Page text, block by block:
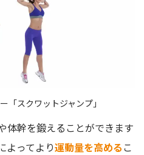
「スクワットジャンプ」
体幹を鍛えることができます
よってより運動量を高める こ